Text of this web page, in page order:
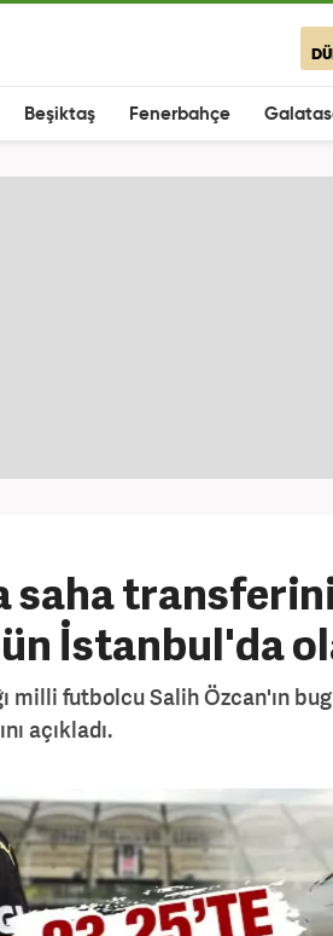
Beşiktaş Fenerbahçe
saha
İstanbul'da
milli futbolcu Salih Özcan'ın
açıkladı.